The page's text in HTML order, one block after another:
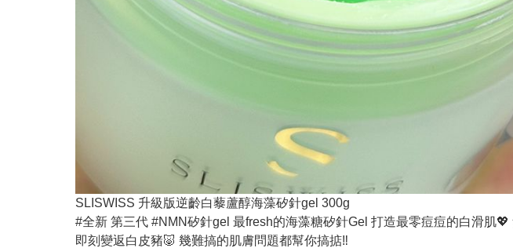
SLISWISS 升級版逆齡白藜蘆醇海藻矽針gel 300g
#全新 第三代 #NMN矽針gel 最fresh的海藻糖矽針Gel 打造最零痘痘的白滑
即刻變返白皮豬🐷 幾難搞的肌膚問題都幫你搞掂‼️